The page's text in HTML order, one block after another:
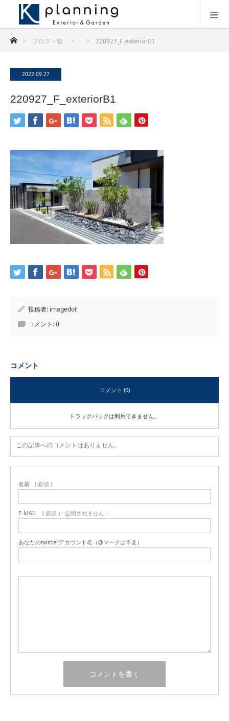
ホームブログ一覧 220927_F_exteriorB1
2022.09.27
220927_F_exteriorB1
投稿者: imagedot
コメント:0
コメント
コメント (0)
トラックバックは利用できません。
この記事へのコメントはありません。
名前 ( 必須 )
E-MAIL ( 必須 ) - 公開されません -
あなたのtwitterアカウント名（@マークは不要）